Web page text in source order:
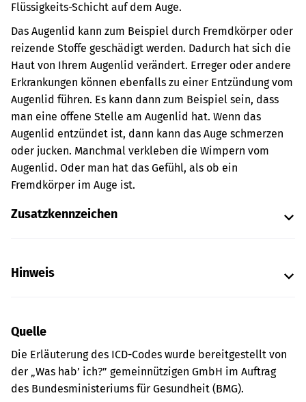
Flüssigkeits-Schicht auf dem Auge.
Das Augenlid kann zum Beispiel durch Fremdkörper oder
reizende Stoffe geschädigt werden. Dadurch hat sich die
Haut von Ihrem Augenlid verändert. Erreger oder andere
Erkrankungen können ebenfalls zu einer Entzündung vom
Augenlid führen. Es kann dann zum Beispiel sein, dass
man eine offene Stelle am Augenlid hat. Wenn das
Augenlid entzündet ist, dann kann das Auge schmerzen
oder jucken. Manchmal verkleben die Wimpern vom
Augenlid. Oder man hat das Gefühl, als ob ein
Fremdkörper im Auge ist.
Zusatzkennzeichen
Hinweis
Quelle
Die Erläuterung des ICD-Codes wurde bereitgestellt von
der „Was hab’ ich?” gemeinnützigen GmbH im Auftrag
des Bundesministeriums für Gesundheit (BMG).